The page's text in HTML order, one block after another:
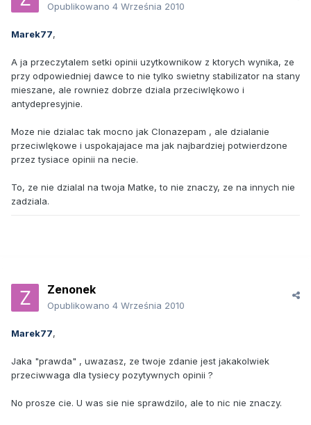
Opublikowano 4 Września 2010
Marek77,
A ja przeczytalem setki opinii uzytkownikow z ktorych wynika, ze
przy odpowiedniej dawce to nie tylko swietny stabilizator na stany
mieszane, ale rowniez dobrze dziala przeciwlękowo i
antydepresyjnie.
Moze nie dzialac tak mocno jak Clonazepam , ale dzialanie
przeciwlękowe i uspokajajace ma jak najbardziej potwierdzone
przez tysiace opinii na necie.
To, ze nie dzialal na twoja Matke, to nie znaczy, ze na innych nie
zadziala.
Zenonek
Opublikowano 4 Września 2010
Marek77,
Jaka "prawda" , uwazasz, ze twoje zdanie jest jakakolwiek
przeciwwaga dla tysiecy pozytywnych opinii ?
No prosze cie. U was sie nie sprawdzilo, ale to nic nie znaczy.